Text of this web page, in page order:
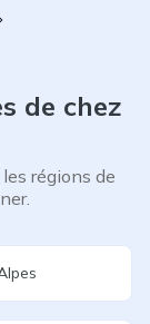
de chez
régions de